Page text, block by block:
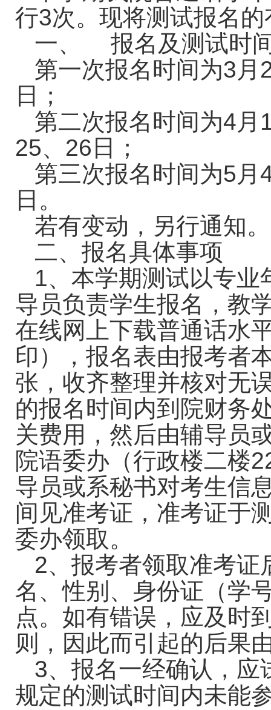
行3次。现将测试报名
一、
报名及测试时
第一次报名时间为3 月
日；
第二次报名时间为4月
25、 26 日；
第三次报名时间为5 月
日。
若有变动，另行通知。
二、报名具体事项
1、本学期测试以专
导员负责学生报名，教
在线网上下载普通话水
印），报名表由报考者
张，收齐整理并核对无
的报名时间内到院财务
关费用，然后由辅导员
院语委办（行政楼二楼
导员或系秘书对考生信
间见准考证，准考证于
委办领取。
2、报考者领取准考
名、性别、身份证（学
点。如有错误，应及时
则，因此而引起的后果
3、报名一经确认，
规定的测试时间内未能